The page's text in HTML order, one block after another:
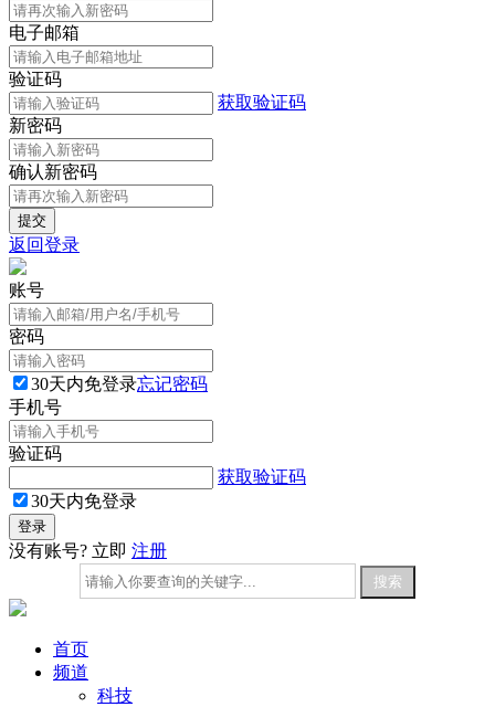
电子邮箱
验证码
获取验证码
新密码
确认新密码
返回登录
账号
密码
30天内免登录忘记密码
手机号
验证码
获取验证码
30天内免登录
没有账号? 立即 注册
首页
频道
科技